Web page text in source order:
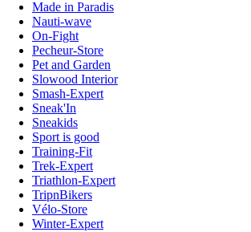
Made in Paradis
Nauti-wave
On-Fight
Pecheur-Store
Pet and Garden
Slowood Interior
Smash-Expert
Sneak'In
Sneakids
Sport is good
Training-Fit
Trek-Expert
Triathlon-Expert
TripnBikers
Vélo-Store
Winter-Expert